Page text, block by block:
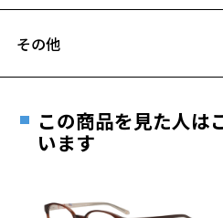
お気に入りリス
フレームとレンズの合
安心1 フレーム１年間品
きます。
その他
ご希望のお客さまは、「レンズ
最寄りのZoff実店舗にてレンズ
※サングラスやパッケージ品で
談ください。
この商品を見た人は
います